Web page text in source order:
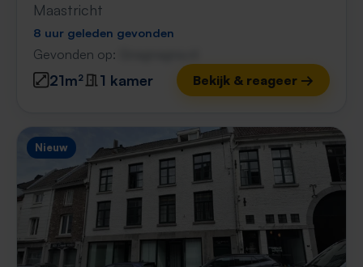
Maastricht
8 uur geleden gevonden
Gevonden op:
21m² 1 kamer Bekijk & reageer →
Nieuw